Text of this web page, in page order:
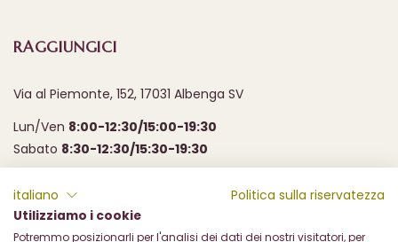
RAGGIUNGICI
Via al Piemonte, 152, 17031 Albenga SV
Lun/Ven 8:00-12:30/15:00-19:30
Sabato 8:30-12:30/15:30-19:30
italiano
Politica sulla riservatezza
Utilizziamo i cookie
Potremmo posizionarli per l'analisi dei dati dei nostri visitatori, per